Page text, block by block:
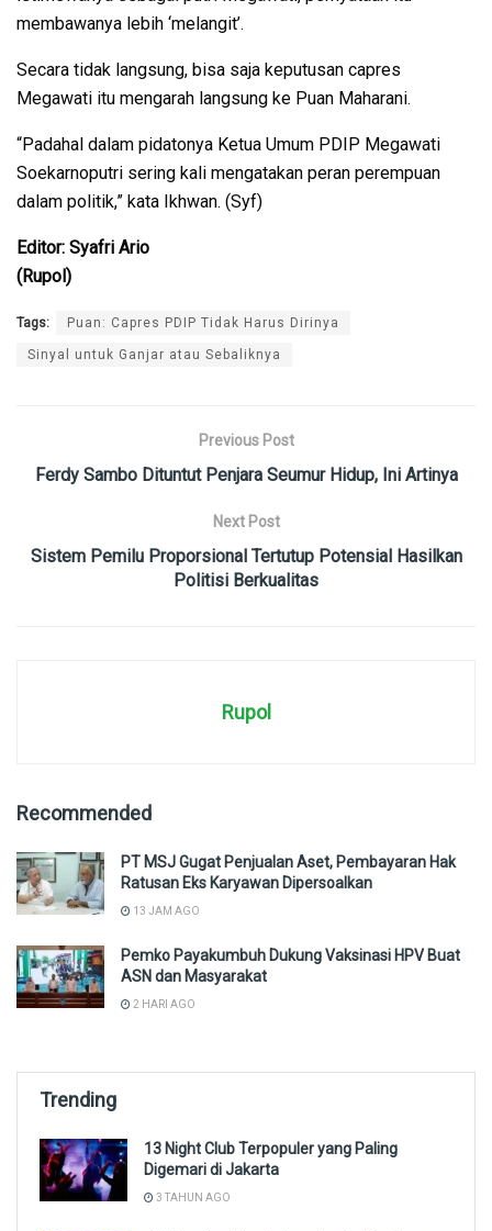
membawanya lebih ‘melangit’.
Secara tidak langsung, bisa saja keputusan capres
Megawati itu mengarah langsung ke Puan Maharani.
“Padahal dalam pidatonya Ketua Umum PDIP Megawati
Soekarnoputri sering kali mengatakan peran perempuan
dalam politik,” kata Ikhwan. (Syf)
Editor: Syafri Ario
(Rupol)
Tags: Puan: Capres PDIP Tidak Harus Dirinya
Sinyal untuk Ganjar atau Sebaliknya
Previous Post
Ferdy Sambo Dituntut Penjara Seumur Hidup, Ini Artinya
Next Post
Sistem Pemilu Proporsional Tertutup Potensial Hasilkan
Politisi Berkualitas
Rupol
Recommended
PT MSJ Gugat Penjualan Aset, Pembayaran Hak
Ratusan Eks Karyawan Dipersoalkan
13 JAM AGO
Pemko Payakumbuh Dukung Vaksinasi HPV Buat
ASN dan Masyarakat
2 HARI AGO
Trending
13 Night Club Terpopuler yang Paling
Digemari di Jakarta
3 TAHUN AGO